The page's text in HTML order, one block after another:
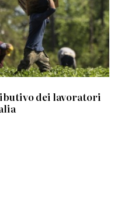
dei lavoratori